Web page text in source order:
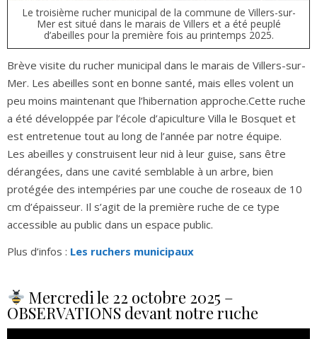
Le troisième rucher municipal de la commune de Villers-sur-
Mer est situé dans le marais de Villers et a été peuplé
d’abeilles pour la première fois au printemps 2025.
Brève visite du rucher municipal dans le marais de Villers-sur-
Mer. Les abeilles sont en bonne santé, mais elles volent un
peu moins maintenant que l’hibernation approche.Cette ruche
a été développée par l’école d’apiculture Villa le Bosquet et
est entretenue tout au long de l’année par notre équipe.
Les abeilles y construisent leur nid à leur guise, sans être
dérangées, dans une cavité semblable à un arbre, bien
protégée des intempéries par une couche de roseaux de 10
cm d’épaisseur. Il s’agit de la première ruche de ce type
accessible au public dans un espace public.
Plus d’infos : Les ruchers municipaux
Mercredi le 22 octobre 2025 –
OBSERVATIONS devant notre ruche